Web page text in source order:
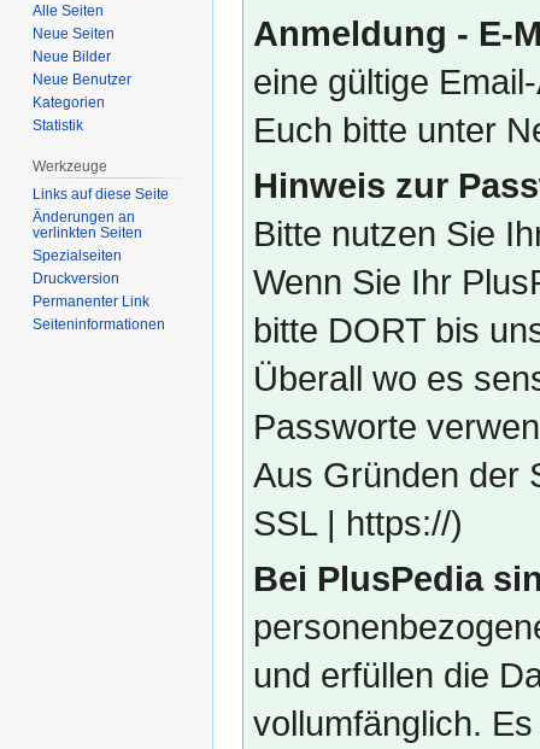
Anmeldung - E-
eine gültige
Euch bitte unter
Hinweis zur
Bitte nutzen Sie
Wenn Sie Ihr
bitte DORT bis
Überall wo es
Passworte
Aus Gründen der
SSL | https://)
Bei PlusPedia
und erfüllen die
vollumfänglich.
Alle Seiten
Neue Seiten
Neue Bilder
Neue Benutzer
Kategorien
Statistik
Werkzeuge
Links auf diese Seite
Änderungen an
verlinkten Seiten
Spezialseiten
Druckversion
Permanenter Link
Seiten­­informationen